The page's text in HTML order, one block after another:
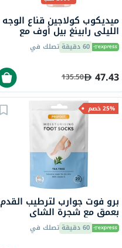
ميديكوب كولاجين قناع الوجه
الليلي رابينغ بيل أوف مع
النياسيناميد والسيراميد 75
مل 60 دقيقة تصلك في
47.43
135.50
25% خصم
برو فوت جوارب لترطيب القدم
بعمق مع شجرة الشاي
وفيتامين E لإصلاح البشرة
الجافة،حزمه من زوج واحد
60 دقيقة تصلك في